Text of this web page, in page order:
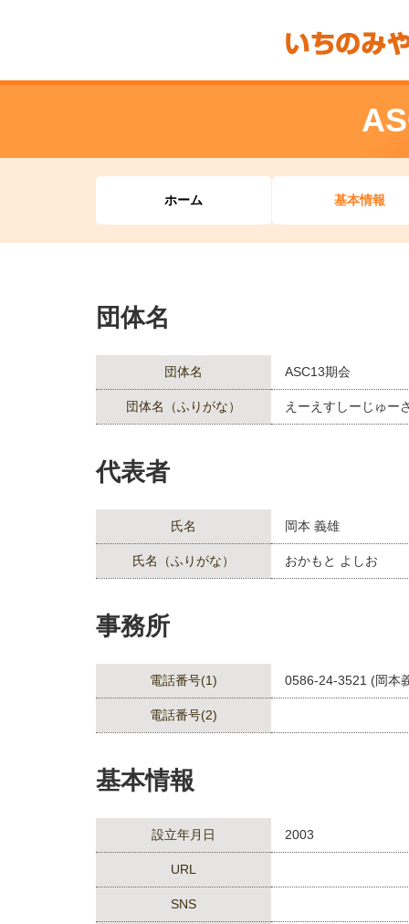
ホーム 基本情報
団体名
団体名 ASC13期会
団体名（ふりがな） えーえすしーじゅー
代表者
氏名 岡本 義雄
氏名（ふりがな） おかもと よしお
事務所
電話番号(1) 0586-24-3521 (岡本
電話番号(2)
基本情報
設立年月日 2003
URL
SNS